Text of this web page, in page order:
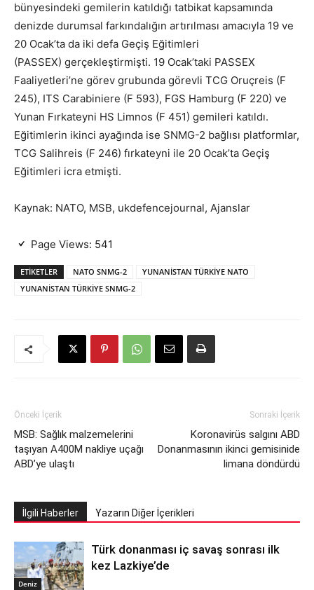
bünyesindeki gemilerin katıldığı tatbikat kapsamında
denizde durumsal farkındalığın artırılması amacıyla 19 ve
20 Ocak’ta da iki defa Geçiş Eğitimleri
(PASSEX) gerçekleştirmişti. 19 Ocak’taki PASSEX
Faaliyetleri’ne görev grubunda görevli TCG Oruçreis (F
245), ITS Carabiniere (F 593), FGS Hamburg (F 220) ve
Yunan Fırkateyni HS Limnos (F 451) gemileri katıldı.
Eğitimlerin ikinci ayağında ise SNMG-2 bağlısı platformlar,
TCG Salihreis (F 246) fırkateyni ile 20 Ocak’ta Geçiş
Eğitimleri icra etmişti.
Kaynak: NATO, MSB, ukdefencejournal, Ajanslar
Page Views: 541
ETIKETLER NATO SNMG-2
YUNANİSTAN TÜRKİYE NATO
YUNANİSTAN TÜRKİYE SNMG-2
Önceki İçerik
MSB: Sağlık malzemelerini
taşıyan A400M nakliye uçağı
ABD’ye ulaştı
Sonraki İçerik
Koronavirüs salgını ABD
Donanmasının ikinci gemisinide
limana döndürdü
İlgili Haberler Yazarın Diğer İçerikleri
Deniz
Türk donanması iç savaş sonrası ilk
kez Lazkiye’de